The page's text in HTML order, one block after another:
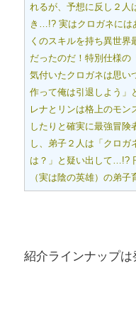
れるが、予想に反し２人
き…!? 実はクロガネには
くのスキルを持ち異世界
だったのだ！特別仕様の
気付いたクロガネは思い
作って俺は引退しよう
レナとリンは格上のモン
したりと確実に最強冒険
し、弟子２人は「クロガ
は？」と疑い出して…!?
（実は陰の英雄）の弟子
紹介ラインナップは